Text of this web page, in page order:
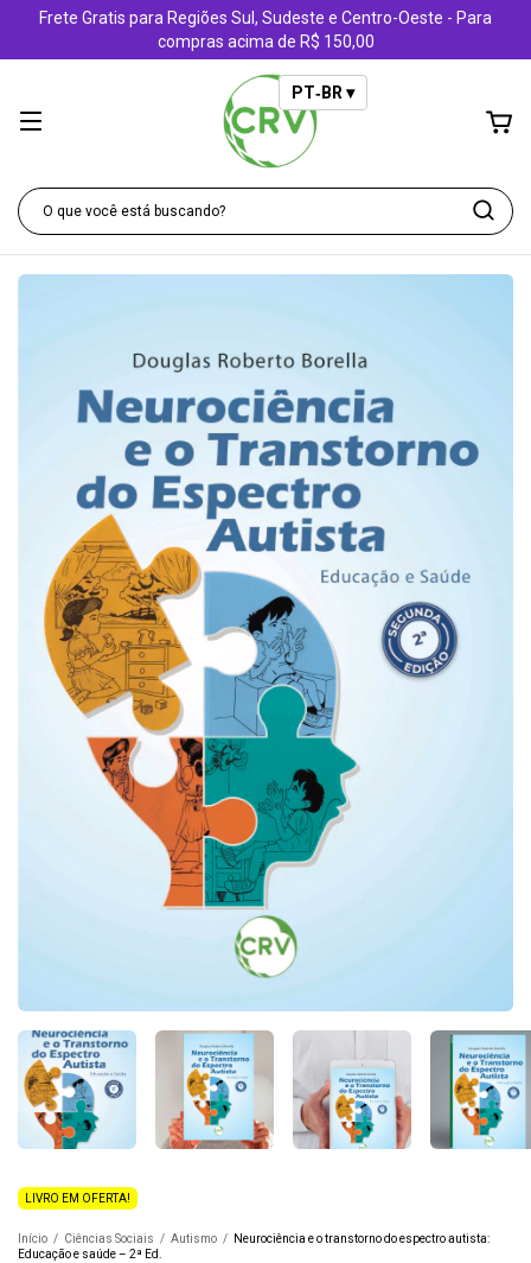
Frete Gratis para Regiões Sul, Sudeste e Centro-Oeste - Para
compras acima de R$ 150,00
PT‑BR ▾
LIVRO EM OFERTA!
Início / Ciências Sociais / Autismo /
Neurociência e o transtorno do espectro autista:
Educação e saúde – 2ª Ed.